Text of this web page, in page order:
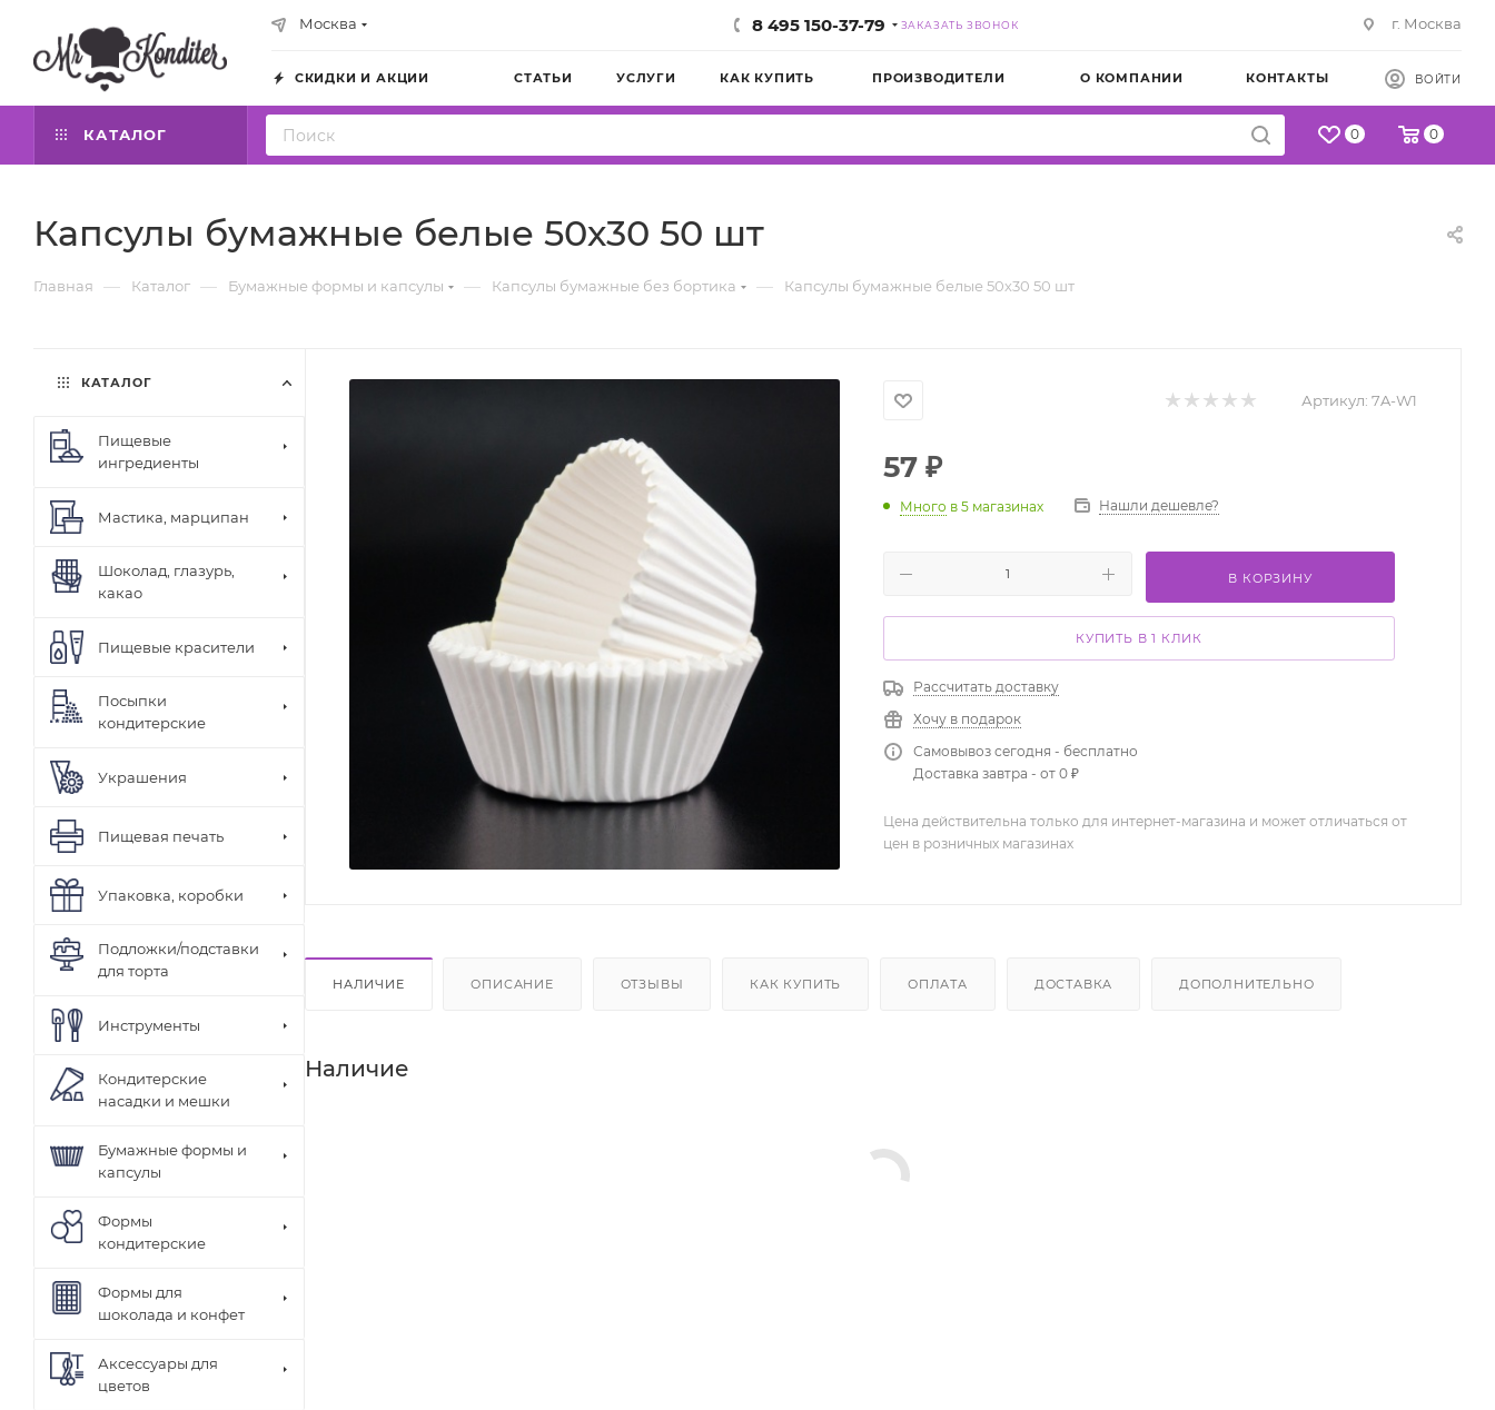
Москва 8 495 150-37-79 ЗАКАЗАТЬ ЗВОНОК г. Москва
СКИДКИ И АКЦИИ СТАТЬИ УСЛУГИ КАК КУПИТЬ ПРОИЗВОДИТЕЛИ О КОМПАНИИ КОНТАКТЫ ВОЙТИ
КАТАЛОГ 0 0
Капсулы бумажные белые 50х30 50 шт
Главная — Каталог — Бумажные формы и капсулы — Капсулы бумажные без бортика — Капсулы бумажные белые 50х30 50 шт
Артикул: 7A-W1
57 ₽
Много в 5 магазинах Нашли дешевле?
В КОРЗИНУ
КУПИТЬ В 1 КЛИК
Рассчитать доставку
Хочу в подарок
Самовывоз сегодня - бесплатно
Доставка завтра - от 0 ₽
Цена действительна только для интернет-магазина и может отличаться от
цен в розничных магазинах
НАЛИЧИЕ ОПИСАНИЕ ОТЗЫВЫ КАК КУПИТЬ ОПЛАТА ДОСТАВКА ДОПОЛНИТЕЛЬНО
Наличие
КАТАЛОГ
Пищевые
ингредиенты
Мастика, марципан
Шоколад, глазурь,
какао
Пищевые красители
Посыпки
кондитерские
Украшения
Пищевая печать
Упаковка, коробки
Подложки/подставки
для торта
Инструменты
Кондитерские
насадки и мешки
Бумажные формы и
капсулы
Формы
кондитерские
Формы для
шоколада и конфет
Аксессуары для
цветов